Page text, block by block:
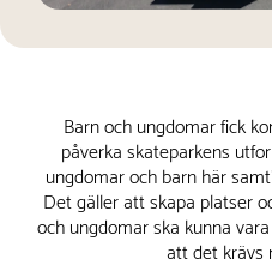
Barn och ungdomar fick
påverka skateparkens
ungdomar och barn här
Det gäller att skapa platser
och ungdomar ska kunna
att det krävs